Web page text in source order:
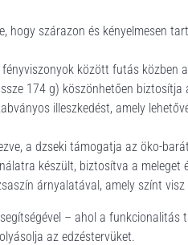
hogy szárazon és kényelmesen
között futás közben
174 g) köszönhetően
illeszkedést, amely
a dzseki támogatja az öko-
készült, biztosítva a meleget
árnyalatával, amely színt
– ahol a
az edzéstervüket.